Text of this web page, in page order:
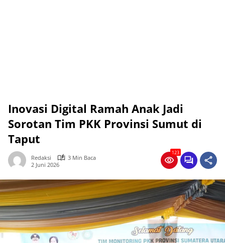
Inovasi Digital Ramah Anak Jadi
Sorotan Tim PKK Provinsi Sumut di
Taput
Redaksi
3 Min Baca
2 Juni 2026
123